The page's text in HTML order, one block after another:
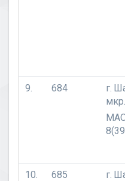
9. 684 г.
10. 685 г.